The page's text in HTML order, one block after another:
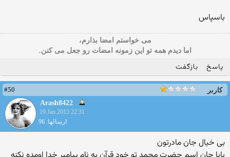
باسپاس
می خواستم امضا بذارم،
اما دیدم همه تو این زمونه امضات رو جعل می کنن.
پاسخ بازگفت
کاربر
#50
Arash8422
19 Jan 2013 22:31
ارسالها: 96
بی خیال جان مادرتون